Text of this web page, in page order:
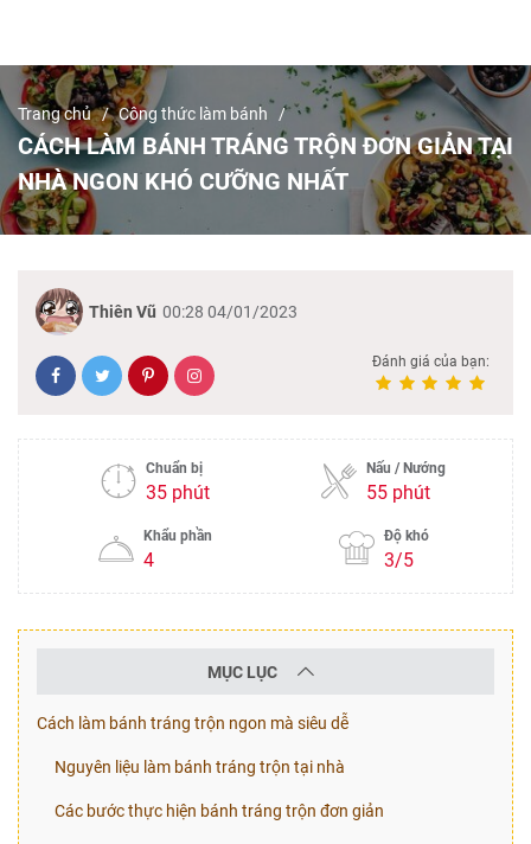
Trang chủ Công thức làm bánh
CÁCH LÀM BÁNH TRÁNG TRỘN ĐƠN GIẢN TẠI
NHÀ NGON KHÓ CƯỠNG NHẤT
Thiên Vũ 00:28 04/01/2023
Đánh giá của bạn:
Chuẩn bị
35 phút
Nấu / Nướng
55 phút
Khẩu phần
4
Độ khó
3/5
MỤC LỤC
Cách làm bánh tráng trộn ngon mà siêu dễ
Nguyên liệu làm bánh tráng trộn tại nhà
Các bước thực hiện bánh tráng trộn đơn giản